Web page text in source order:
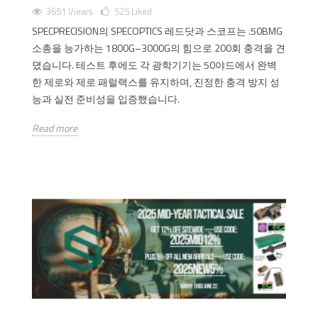
3651 Views 525 Liked
SPECPRECISION의 SPECOPTICS 레드닷과 스코프는 .50BMG
소총을 능가하는 1800G–3000G의 힘으로 200회 충격을 견
뎠습니다. 테스트 후에도 각 광학기기는 50야드에서 완벽
한 제로와 제로 패럴랙스를 유지하며, 진정한 충격 방지 성
능과 실전 준비성을 입증했습니다.
Read more